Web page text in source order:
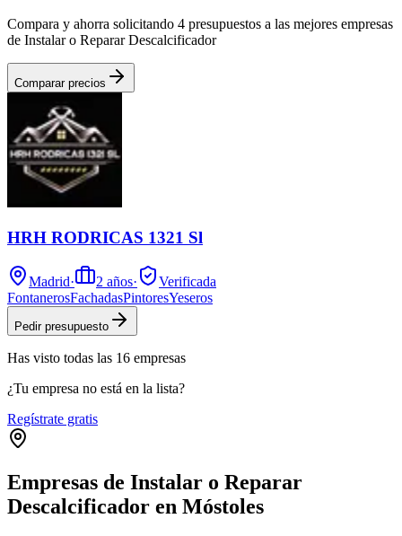
Compara y ahorra solicitando 4 presupuestos a las mejores empresas
de Instalar o Reparar Descalcificador
Comparar precios
HRH RODRICAS 1321 Sl
Madrid· 2 años·
Verificada
FontanerosFachadasPintoresYeseros
Pedir presupuesto
Has visto todas las 16 empresas
¿Tu empresa no está en la lista?
Regístrate gratis
Empresas de Instalar o Reparar
Descalcificador en Móstoles